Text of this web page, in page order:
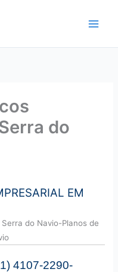
do
EM
do Navio-Planos de
4107-2290-